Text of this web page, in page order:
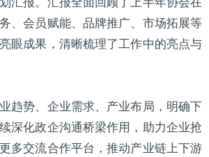
、会员赋能、品牌推广、市场拓展等
眼成果，清晰梳理了工作中的亮点与
势、企业需求、产业布局，明确下
深化政企沟通桥梁作用，助力企业抢
多交流合作平台，推动产业链上下游